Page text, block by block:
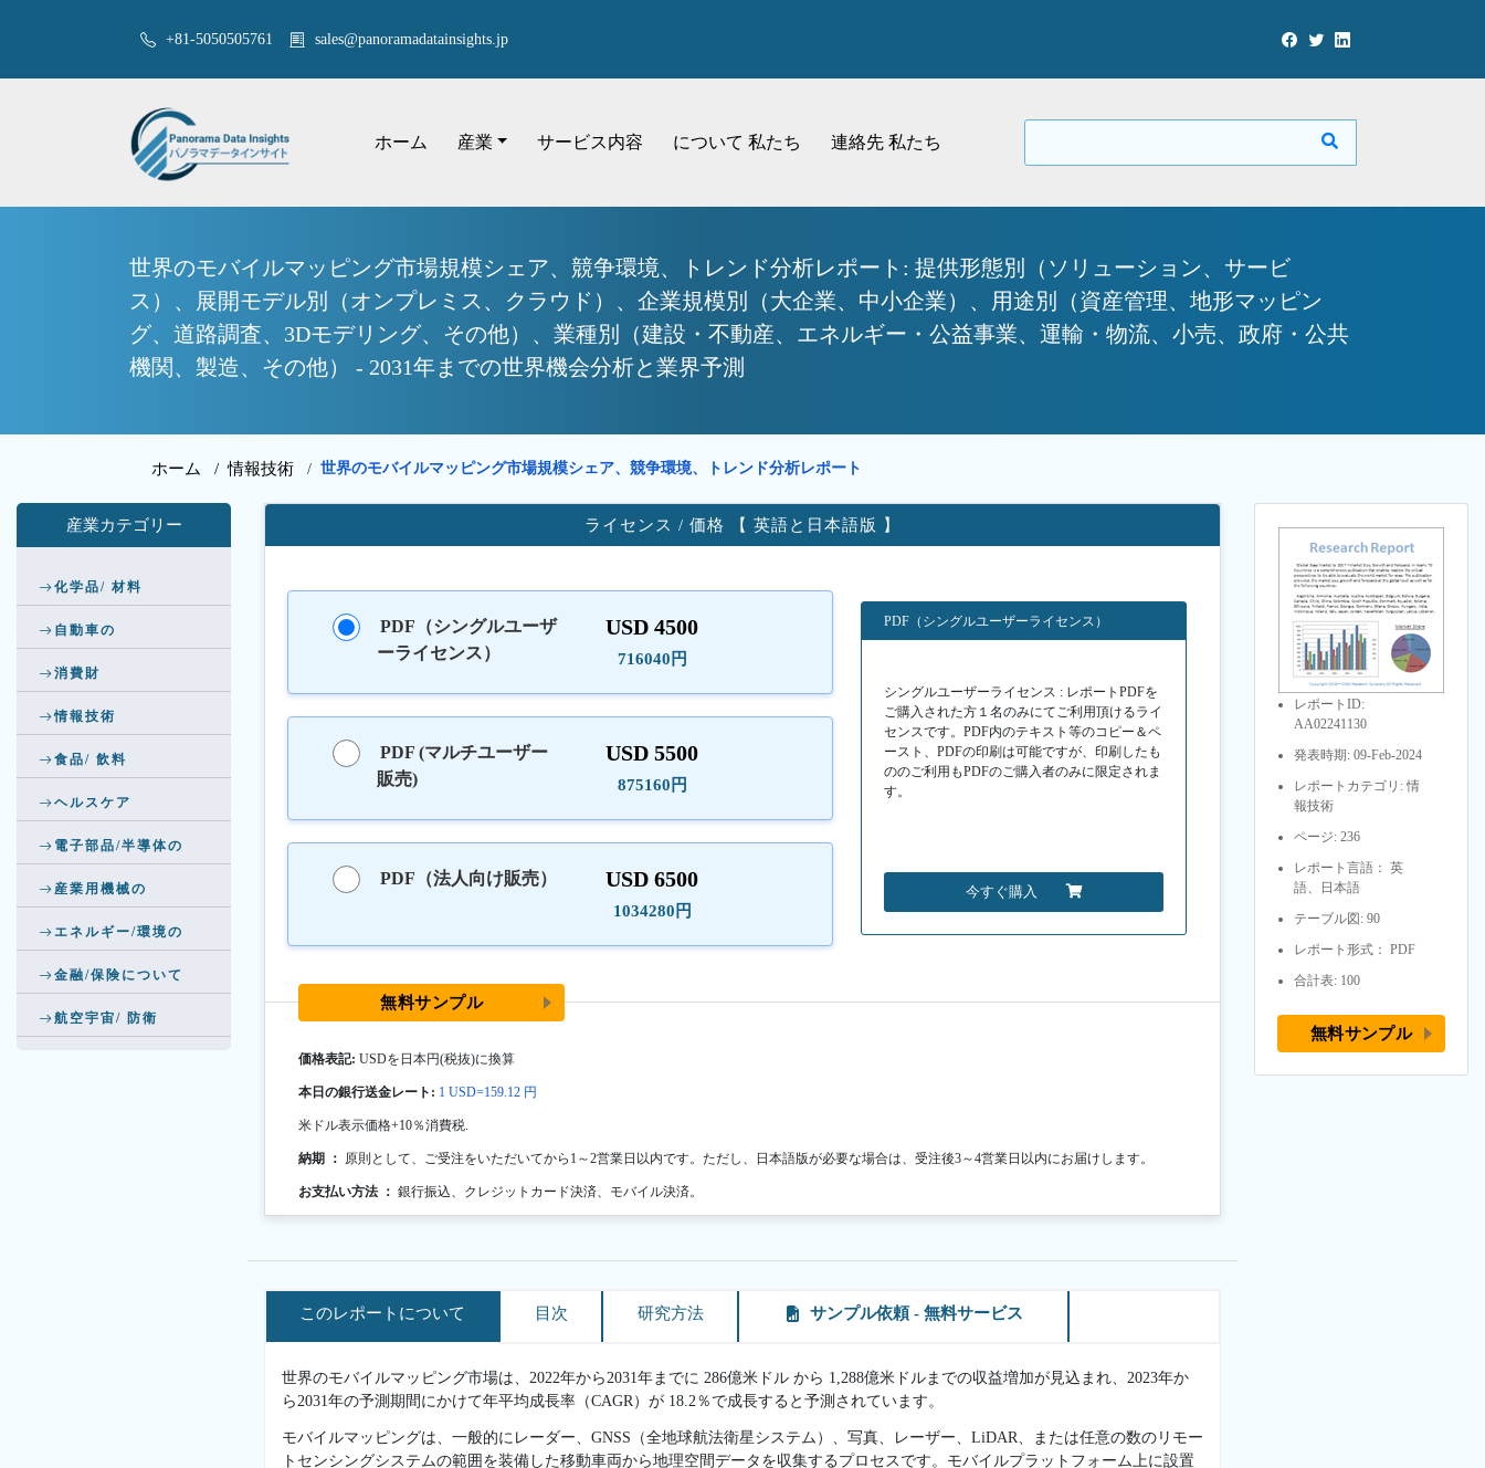
+81-5050505761 sales@panoramadatainsights.jp
ホーム 産業 サービス内容 について 私たち 連絡先 私たち
世界のモバイルマッピング市場規模シェア、競争環境、トレンド分析レポート: 提供形態別（ソリューション、サービ
ス）、展開モデル別（オンプレミス、クラウド）、企業規模別（大企業、中小企業）、用途別（資産管理、地形マッピン
グ、道路調査、3Dモデリング、その他）、業種別（建設・不動産、エネルギー・公益事業、運輸・物流、小売、政府・公共
機関、製造、その他） - 2031年までの世界機会分析と業界予測
ホーム /情報技術 / 世界のモバイルマッピング市場規模シェア、競争環境、トレンド分析レポート
産業カテゴリー
化学品/ 材料
自動車の
消費財
情報技術
食品/ 飲料
ヘルスケア
電子部品/半導体の
産業用機械の
エネルギー/環境の
金融/保険について
航空宇宙/ 防衛
ライセンス / 価格 【 英語と日本語版 】
PDF（シングルユーザ
ーライセンス）
USD 4500
716040円
PDF (マルチユーザー
販売)
USD 5500
875160円
PDF（法人向け販売） USD 6500
1034280円
PDF（シングルユーザーライセンス）
シングルユーザーライセンス : レポートPDFを
ご購入された方１名のみにてご利用頂けるライ
センスです。PDF内のテキスト等のコピー＆ペ
ースト、PDFの印刷は可能ですが、印刷したも
ののご利用もPDFのご購入者のみに限定されま
す。
今すぐ購入
無料サンプル
価格表記: USDを日本円(税抜)に換算
本日の銀行送金レート: 1 USD=159.12 円
米ドル表示価格+10％消費税.
納期 ： 原則として、ご受注をいただいてから1～2営業日以内です。ただし、日本語版が必要な場合は、受注後3～4営業日以内にお届けします。
お支払い方法 ： 銀行振込、クレジットカード決済、モバイル決済。
このレポートについて 目次 研究方法 サンプル依頼 - 無料サービス
世界のモバイルマッピング市場は、2022年から2031年までに 286億米ドル から 1,288億米ドルまでの収益増加が見込まれ、2023年か
ら2031年の予測期間にかけて年平均成長率（CAGR）が 18.2％で成長すると予測されています。
モバイルマッピングは、一般的にレーダー、GNSS（全地球航法衛星システム）、写真、レーザー、LiDAR、または任意の数のリモー
トセンシングシステムの範囲を装備した移動車両から地理空間データを収集するプロセスです。モバイルプラットフォーム上に設置
レポートID:
AA02241130
発表時期: 09-Feb-2024
レポートカテゴリ: 情
報技術
ページ: 236
レポート言語： 英
語、日本語
テーブル図: 90
レポート形式： PDF
合計表: 100
無料サンプル